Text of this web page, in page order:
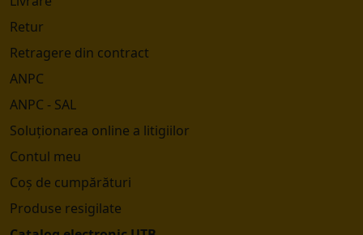
Retur
Retragere din contract
ANPC
ANPC - SAL
Soluționarea online a litigiilor
Contul meu
Coș de cumpărături
Produse resigilate